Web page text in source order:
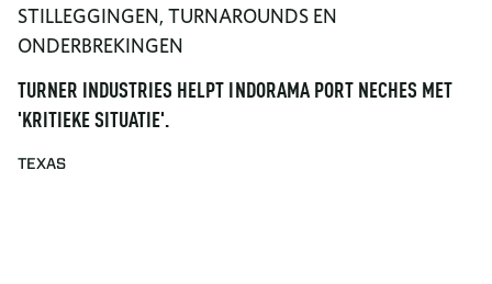
STILLEGGINGEN, TURNAROUNDS EN
ONDERBREKINGEN
TURNER INDUSTRIES HELPT INDORAMA PORT NECHES MET
'KRITIEKE SITUATIE'.
TEXAS